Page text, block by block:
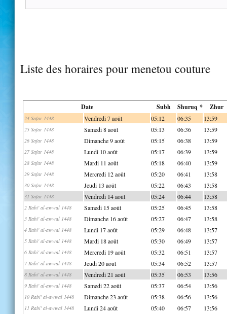
Liste des horaires pour menetou couture
Date Subh Shuruq * Zhur
24 Safar 1448 Vendredi 7 août 05:12 06:35 13:59
25 Safar 1448 Samedi 8 août 05:13 06:36 13:59
26 Safar 1448 Dimanche 9 août 05:15 06:38 13:59
27 Safar 1448 Lundi 10 août 05:17 06:39 13:59
28 Safar 1448 Mardi 11 août 05:18 06:40 13:59
29 Safar 1448 Mercredi 12 août 05:20 06:41 13:58
30 Safar 1448 Jeudi 13 août 05:22 06:43 13:58
31 Safar 1448 Vendredi 14 août 05:24 06:44 13:58
2 Rabi' al-awwal 1448 Samedi 15 août 05:25 06:45 13:58
3 Rabi' al-awwal 1448 Dimanche 16 août 05:27 06:47 13:58
4 Rabi' al-awwal 1448 Lundi 17 août 05:29 06:48 13:57
5 Rabi' al-awwal 1448 Mardi 18 août 05:30 06:49 13:57
6 Rabi' al-awwal 1448 Mercredi 19 août 05:32 06:51 13:57
7 Rabi' al-awwal 1448 Jeudi 20 août 05:34 06:52 13:57
8 Rabi' al-awwal 1448 Vendredi 21 août 05:35 06:53 13:56
9 Rabi' al-awwal 1448 Samedi 22 août 05:37 06:54 13:56
10 Rabi' al-awwal 1448 Dimanche 23 août 05:38 06:56 13:56
11 Rabi' al-awwal 1448 Lundi 24 août 05:40 06:57 13:56